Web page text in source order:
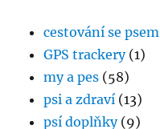
cestování se psem
GPS trackery(1)
my a pes (58)
psi a zdraví (13)
psí doplňky(9)